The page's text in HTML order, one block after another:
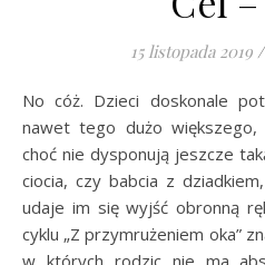
15 listopada 2019 /
No cóż. Dzieci doskonale potrafią pokonać przeciwnika,
nawet tego dużo
choć nie dysponują jeszcze
ciocia, czy babcia z
udaje im się wyjść obronną
cyklu „Z przymrużeniem oka”